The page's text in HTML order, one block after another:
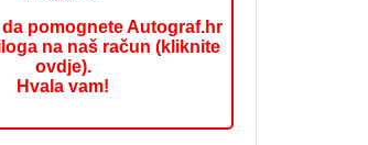
da pomognete Autograf.hr
na naš račun (kliknite
ovdje).
Hvala vam!